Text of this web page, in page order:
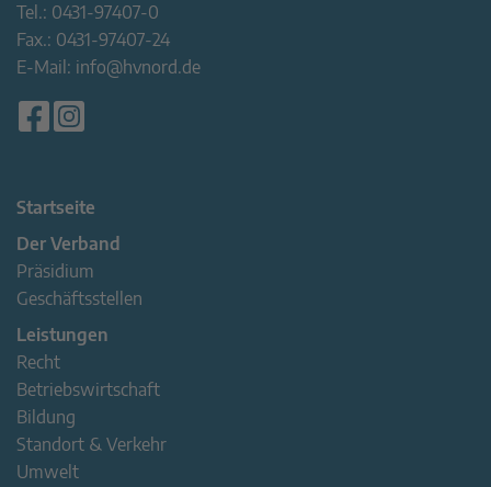
Tel.: 0431-97407-0
Fax.: 0431-97407-24
E-Mail: info@hvnord.de
Startseite
Der Verband
Präsidium
Geschäftsstellen
Leistungen
Recht
Betriebswirtschaft
Bildung
Standort & Verkehr
Umwelt